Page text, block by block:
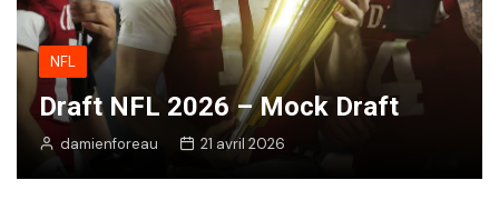
NFL
Draft NFL 2026 – Mock Draft
damienforeau 21 avril 2026